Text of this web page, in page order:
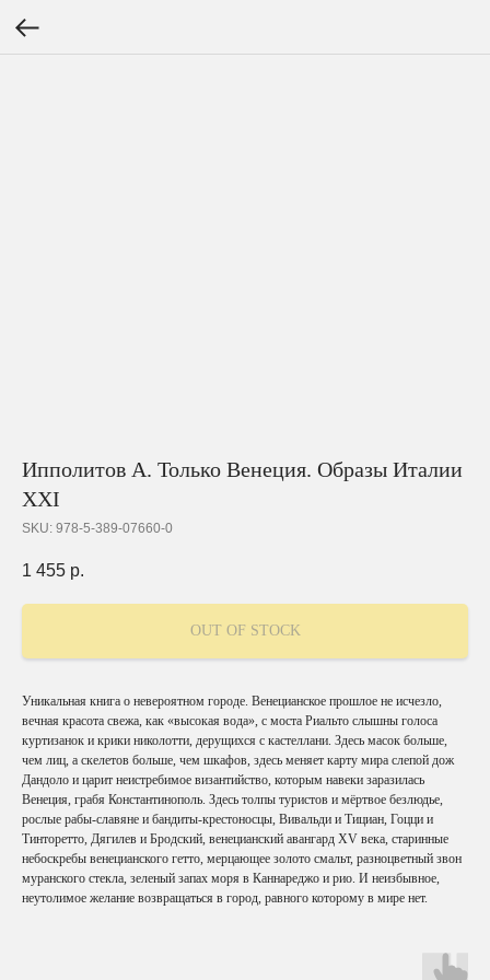
Ипполитов А. Только Венеция. Образы Италии
XXI
SKU: 978-5-389-07660-0
1 455 р.
OUT OF STOCK
Уникальная книга о невероятном городе. Венецианское прошлое не исчезло,
вечная красота свежа, как «высокая вода», с моста Риальто слышны голоса
куртизанок и крики николотти, дерущихся с кастеллани. Здесь масок больше,
чем лиц, а скелетов больше, чем шкафов, здесь меняет карту мира слепой дож
Дандоло и царит неистребимое византийство, которым навеки заразилась
Венеция, грабя Константинополь. Здесь толпы туристов и мёртвое безлюдье,
рослые рабы-славяне и бандиты-крестоносцы, Вивальди и Тициан, Гоцци и
Тинторетто, Дягилев и Бродский, венецианский авангард XV века, старинные
небоскребы венецианского гетто, мерцающее золото смальт, разноцветный звон
муранского стекла, зеленый запах моря в Каннареджо и рио. И неизбывное,
неутолимое желание возвращаться в город, равного которому в мире нет.